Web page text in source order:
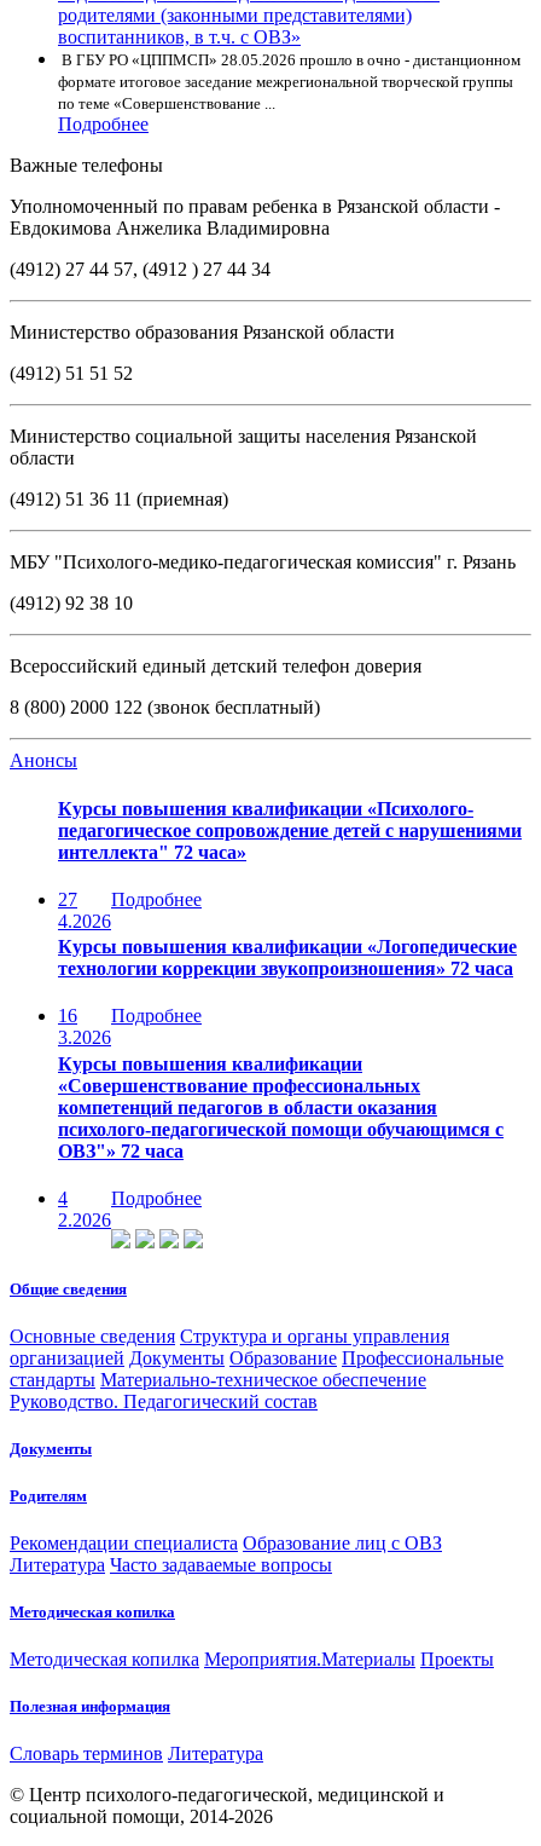
В ГБУ РО «ЦППМСП» 28.05.2026 прошло в очно - дистанционном
формате итоговое заседание межрегиональной творческой группы
по теме «Совершенствование ...
Подробнее
Важные телефоны
Уполномоченный по правам ребенка в Рязанской области -
Евдокимова Анжелика Владимировна
(4912) 27 44 57, (4912 ) 27 44 34
Министерство образования Рязанской области
(4912) 51 51 52
Министерство социальной защиты населения Рязанской
области
(4912) 51 36 11 (приемная)
МБУ "Психолого-медико-педагогическая комиссия" г. Рязань
(4912) 92 38 10
Всероссийский единый детский телефон доверия
8 (800) 2000 122 (звонок бесплатный)
Анонсы
Курсы повышения квалификации «Психолого-
педагогическое сопровождение детей с нарушениями
интеллекта" 72 часа»
27
4.2026
Подробнее
Курсы повышения квалификации «Логопедические
технологии коррекции звукопроизношения» 72 часа
16
3.2026
Подробнее
Курсы повышения квалификации
«Совершенствование профессиональных
компетенций педагогов в области оказания
психолого-педагогической помощи обучающимся с
ОВЗ"» 72 часа
4
2.2026
Подробнее
Общие сведения
Основные сведения Структура и органы управления
организацией Документы Образование Профессиональные
стандарты Материально-техническое обеспечение
Руководство. Педагогический состав
Документы
Родителям
Рекомендации специалиста Образование лиц с ОВЗ
Литература Часто задаваемые вопросы
Методическая копилка
Методическая копилка Мероприятия.Материалы Проекты
Полезная информация
Словарь терминов Литература
© Центр психолого-педагогической, медицинской и
социальной помощи, 2014-2026